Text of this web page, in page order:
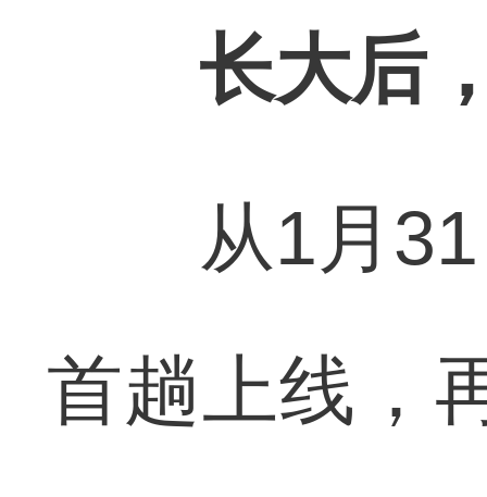
长大后
从1月31
首趟上线，